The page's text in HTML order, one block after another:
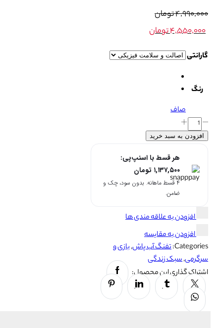
۴,۹۹۰,۰۰۰تومانقیمت
اصلی:
بود.
۴,۵۵۰,۰۰۰تومان
قیمت
فعلی:
۴,۵۵۰,۰۰۰ تومان.
گارانتی
رنگ
صاف
تفنگ
آبپاش
لیتری
Shark
Electric
Gun
Davin
عدد
افزودن به سبد خرید
هر قسط با اسنپ‌پی:
۱,۱۳۷,۵۰۰ تومان
۴ قسط ماهانه. بدون سود، چک و
ضامن.
افزودن به علاقه مندی ها
افزودن به مقایسه
Categories: تفنگ آب پاش,بازی و
سرگرمی,سبک زندگی
اشتراک گذاری این محصول:
Facebook
Twitter
Tumblr
Linkedin
Pinterest
Whatsapp